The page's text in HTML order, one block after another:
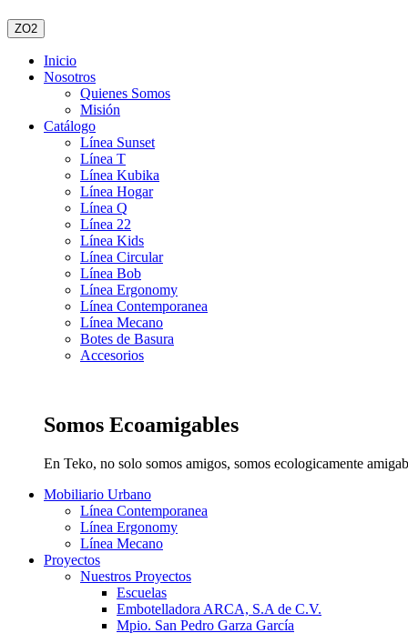
ZO2
Inicio
Nosotros
Quienes Somos
Misión
Catálogo
Línea Sunset
Línea T
Línea Kubika
Línea Hogar
Línea Q
Línea 22
Línea Kids
Línea Circular
Línea Bob
Línea Ergonomy
Línea Contemporanea
Línea Mecano
Botes de Basura
Accesorios
Somos Ecoamigables
En Teko, no solo somos amigos, somos ecologicamente
Mobiliario Urbano
Línea Contemporanea
Línea Ergonomy
Línea Mecano
Proyectos
Nuestros Proyectos
Escuelas
Embotelladora ARCA, S.A de C.V.
Mpio. San Pedro Garza García